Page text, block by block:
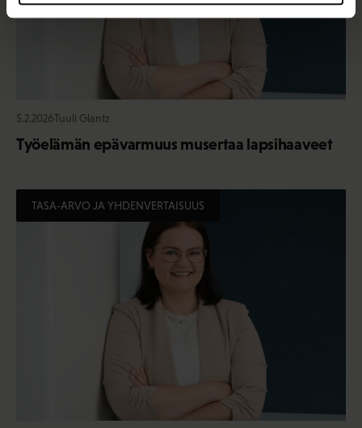
5.2.2026Tuuli Glantz
Työelämän epävarmuus musertaa lapsihaaveet
TASA-ARVO JA YHDENVERTAISUUS